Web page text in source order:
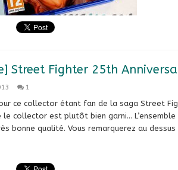
Street Fighter 25th
1
ce collector étant fan de la saga Street
le collector est plutôt bien garni…
bonne qualité. Vous remarquerez au dessus